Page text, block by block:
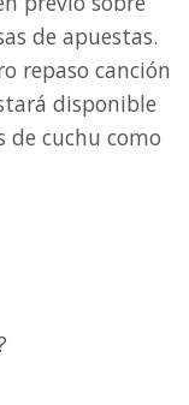
de apuestas.
repaso canción
disponible
de cuchu como